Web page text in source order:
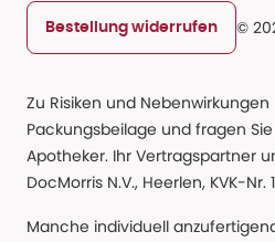
Bestellung widerrufen ©
Zu Risiken und Nebenwirkungen
Packungsbeilage und fragen
Apotheker. Ihr Vertragspartner
DocMorris N.V., Heerlen, KVK-Nr.
Manche individuell